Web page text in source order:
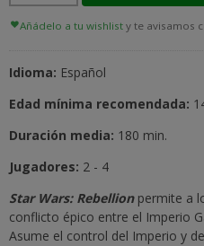
Añádelo a tu wishlist y te avisamos
Idioma: Español
Edad mínima recomendada:
Duración media: 180 min.
Jugadores: 2 - 4
Star Wars: Rebellion permite a
conflicto épico entre el Imperio
Asume el control del Imperio y